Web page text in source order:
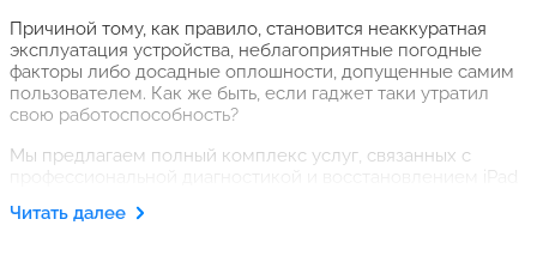
Причиной тому, как правило, становится неаккуратная
эксплуатация устройства, неблагоприятные погодные
факторы либо досадные оплошности, допущенные самим
пользователем. Как же быть, если гаджет таки утратил
свою работоспособность?
Мы предлагаем полный комплекс услуг, связанных с
профессиональной диагностикой и восстановлением iPad
которые учитываются потенциальным клиентом при
Читать далее